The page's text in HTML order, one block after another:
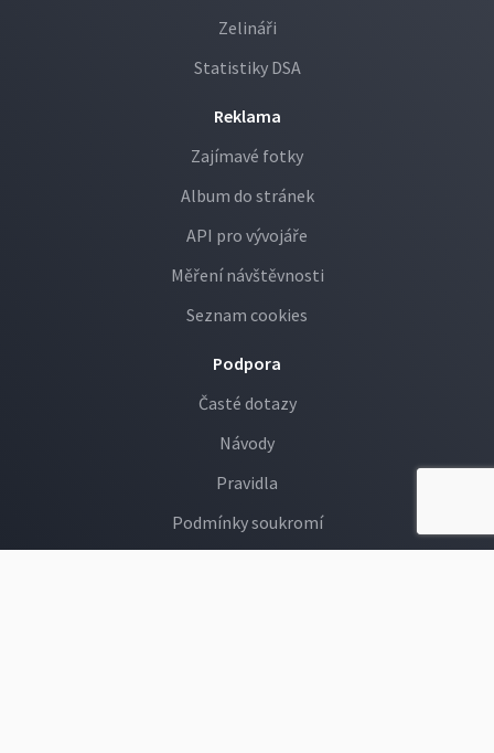
Zelináři
Statistiky DSA
Reklama
Zajímavé fotky
Album do stránek
API pro vývojáře
Měření návštěvnosti
Seznam cookies
Podpora
Časté dotazy
Návody
Pravidla
Podmínky soukromí